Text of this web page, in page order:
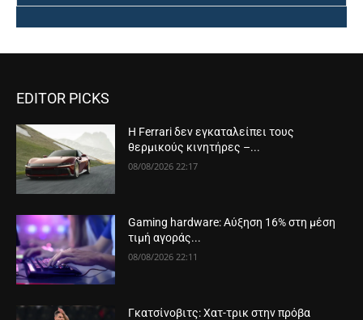
EDITOR PICKS
Η Ferrari δεν εγκαταλείπει τους
θερμικούς κινητήρες –...
08/08/2026 22:17
Gaming hardware: Αύξηση 16% στη μέση
τιμή αγοράς...
08/08/2026 22:11
Γκατσίνοβιτς: Χατ-τρικ στην πρόβα